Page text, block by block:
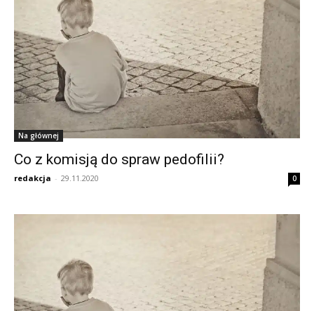
Na głównej
Co z komisją do spraw pedofilii?
redakcja - 29.11.2020 0